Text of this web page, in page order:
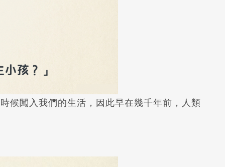
候闖入我們的生活，因此早在幾千年前，人類